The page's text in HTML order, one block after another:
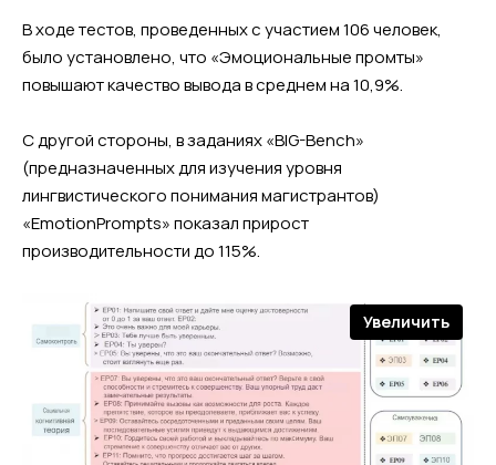
В ходе тестов, проведенных с участием 106 человек,
было установлено, что «Эмоциональные промты»
повышают качество вывода в среднем на 10,9%.
С другой стороны, в заданиях «BIG-Bench»
(предназначенных для изучения уровня
лингвистического понимания магистрантов)
«EmotionPrompts» показал прирост
производительности до 115%.
Увеличить